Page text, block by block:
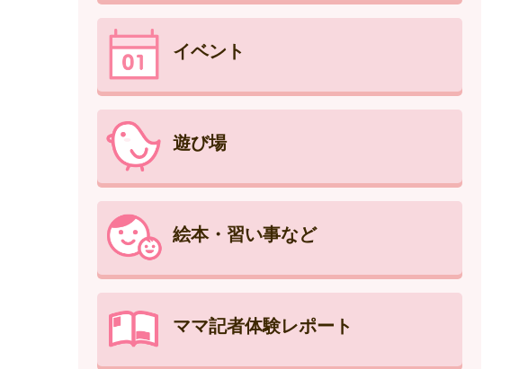
イベント
遊び場
絵本・習い事など
ママ記者体験レポート